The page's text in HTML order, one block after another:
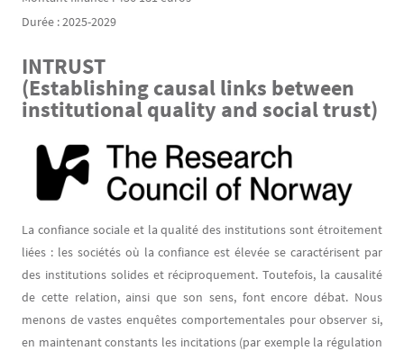
Durée : 2025-2029
Texte
INTRUST
(Establishing causal links between
institutional quality and social trust)
La confiance sociale et la qualité des institutions sont étroitement
liées : les sociétés où la confiance est élevée se caractérisent par
des institutions solides et réciproquement. Toutefois, la causalité
de cette relation, ainsi que son sens, font encore débat. Nous
menons de vastes enquêtes comportementales pour observer si,
en maintenant constants les incitations (par exemple la régulation